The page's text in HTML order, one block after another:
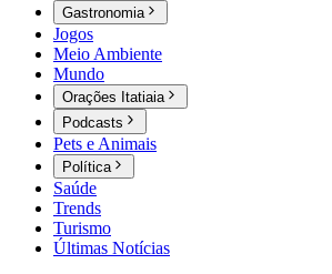
Gastronomia
Jogos
Meio Ambiente
Mundo
Orações Itatiaia
Podcasts
Pets e Animais
Política
Saúde
Trends
Turismo
Últimas Notícias